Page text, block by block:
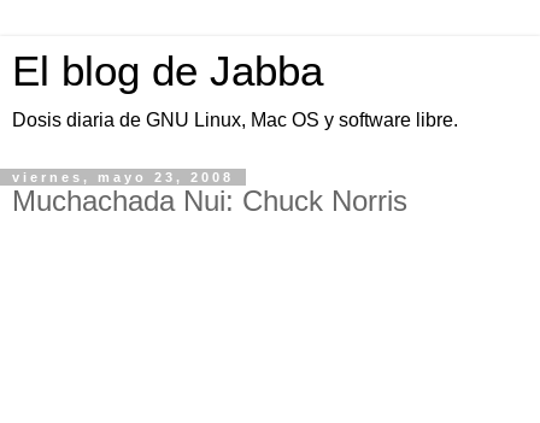
El blog de Jabba
Dosis diaria de GNU Linux, Mac OS y software libre.
viernes, mayo 23, 2008
Muchachada Nui: Chuck Norris